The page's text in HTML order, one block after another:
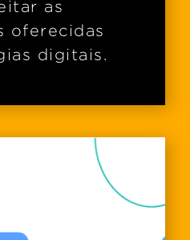
as
oferecidas
digitais.